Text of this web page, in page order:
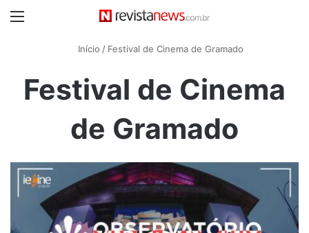
Início / Festival de Cinema de Gramado
Festival de Cinema
de Gramado